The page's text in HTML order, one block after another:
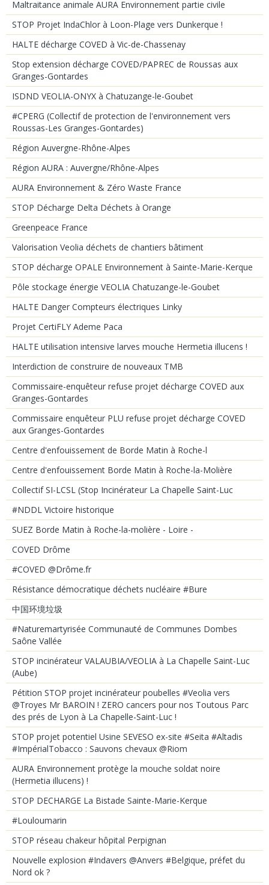
Maltraitance animale AURA Environnement partie civile
STOP Projet IndaChlor à Loon-Plage vers Dunkerque !
HALTE décharge COVED à Vic-de-Chassenay
Stop extension décharge COVED/PAPREC de Roussas aux
Granges-Gontardes
ISDND VEOLIA-ONYX à Chatuzange-le-Goubet
#CPERG (Collectif de protection de l'environnement vers
Roussas-Les Granges-Gontardes)
Région Auvergne-Rhône-Alpes
Région AURA : Auvergne/Rhône-Alpes
AURA Environnement & Zéro Waste France
STOP Décharge Delta Déchets à Orange
Greenpeace France
Valorisation Veolia déchets de chantiers bâtiment
STOP décharge OPALE Environnement à Sainte-Marie-Kerque
Pôle stockage énergie VEOLIA Chatuzange-le-Goubet
HALTE Danger Compteurs électriques Linky
Projet CertiFLY Ademe Paca
HALTE utilisation intensive larves mouche Hermetia illucens !
Interdiction de construire de nouveaux TMB
Commissaire-enquêteur refuse projet décharge COVED aux
Granges-Gontardes
Commissaire enquêteur PLU refuse projet décharge COVED
aux Granges-Gontardes
Centre d'enfouissement de Borde Matin à Roche-l
Centre d'enfouissement Borde Matin à Roche-la-Molière
Collectif SI-LCSL (Stop Incinérateur La Chapelle Saint-Luc
#NDDL Victoire historique
SUEZ Borde Matin à Roche-la-molière - Loire -
COVED Drôme
#COVED @Drôme.fr
Résistance démocratique déchets nucléaire #Bure
中国环境垃圾
#Naturemartyrisée Communauté de Communes Dombes
Saône Vallée
STOP incinérateur VALAUBIA/VEOLIA à La Chapelle Saint-Luc
(Aube)
Pétition STOP projet incinérateur poubelles #Veolia vers
@Troyes Mr BAROIN ! ZERO cancers pour nos Toutous Parc
des prés de Lyon à La Chapelle-Saint-Luc !
STOP projet potentiel Usine SEVESO ex-site #Seita #Altadis
#ImpérialTobacco : Sauvons chevaux @Riom
AURA Environnement protège la mouche soldat noire
(Hermetia illucens) !
STOP DECHARGE La Bistade Sainte-Marie-Kerque
#Louloumarin
STOP réseau chakeur hôpital Perpignan
Nouvelle explosion #Indavers @Anvers #Belgique, préfet du
Nord ok ?